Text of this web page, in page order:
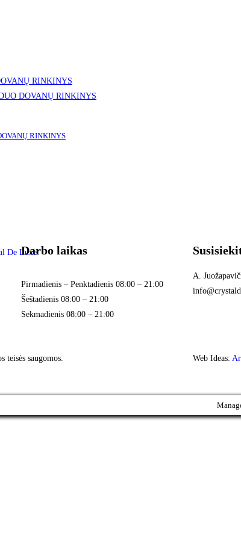
RINKINYS
Darbo laikas
Pirmadienis – Penktadienis 08:00 – 21:00
Šeštadienis 08:00 – 21:00
Sekmadienis 08:00 – 21:00
A.
teisės saugomos. Web Ideas: